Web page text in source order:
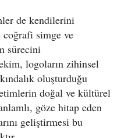
de kendilerini
simge ve
sürecini
logoların zihinsel
oluşturduğu
doğal ve kültürel
göze hitap eden
geliştirmesi bu